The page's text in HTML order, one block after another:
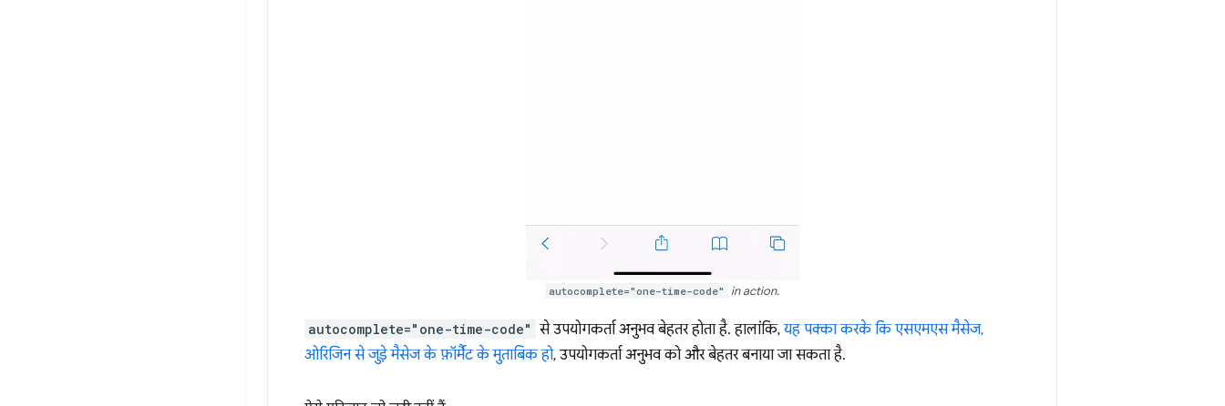
autocomplete="one-time-code" in action.
autocomplete="one-time-code" से उपयोगकर्ता अनुभव बेहतर होता है. हालांकि,यह पक्का करके कि एसएमएस मैसेज,
ओरिजिन से जुड़े मैसेज के फ़ॉर्मैट के मुताबिक हो, उपयोगकर्ता अनुभव को और बेहतर बनाया जा सकता है.